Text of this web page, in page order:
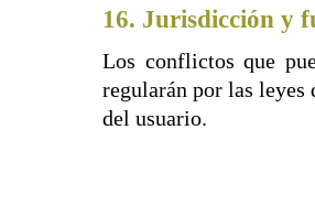
16. Jurisdicción y
Los conflictos que
regularán por las leyes
del usuario.